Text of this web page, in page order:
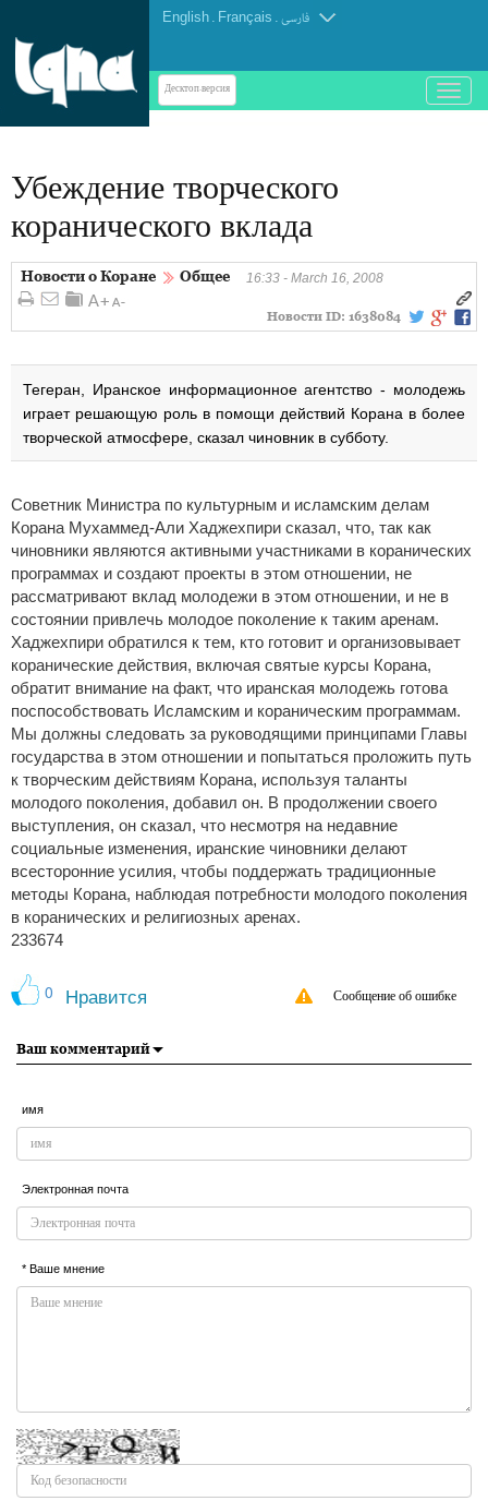
English . Français . فارسی
Десктоп-версия
باز
و
Убеждение творческого
коранического вклада
Новости о Коране Общее 16:33 - March 16, 2008
Новости ID: 1638084
Тегеран, Иранское информационное агентство - молодежь
играет решающую роль в помощи действий Корана в более
творческой атмосфере, сказал чиновник в субботу.
Советник Министра по культурным и исламским делам
Корана Мухаммед-Али Хаджехпири сказал, что, так как
чиновники являются активными участниками в коранических
программах и создают проекты в этом отношении, не
рассматривают вклад молодежи в этом отношении, и не в
состоянии привлечь молодое поколение к таким аренам.
Хаджехпири обратился к тем, кто готовит и организовывает
коранические действия, включая святые курсы Корана,
обратит внимание на факт, что иранская молодежь готова
поспособствовать Исламским и кораническим программам.
Мы должны следовать за руководящими принципами Главы
государства в этом отношении и попытаться проложить путь
к творческим действиям Корана, используя таланты
молодого поколения, добавил он. В продолжении своего
выступления, он сказал, что несмотря на недавние
социальные изменения, иранские чиновники делают
всесторонние усилия, чтобы поддержать традиционные
методы Корана, наблюдая потребности молодого поколения
в коранических и религиозных аренах.
233674
0 Нравится Сообщение об ошибке
Ваш комментарий
имя
Электронная почта
* Ваше мнение